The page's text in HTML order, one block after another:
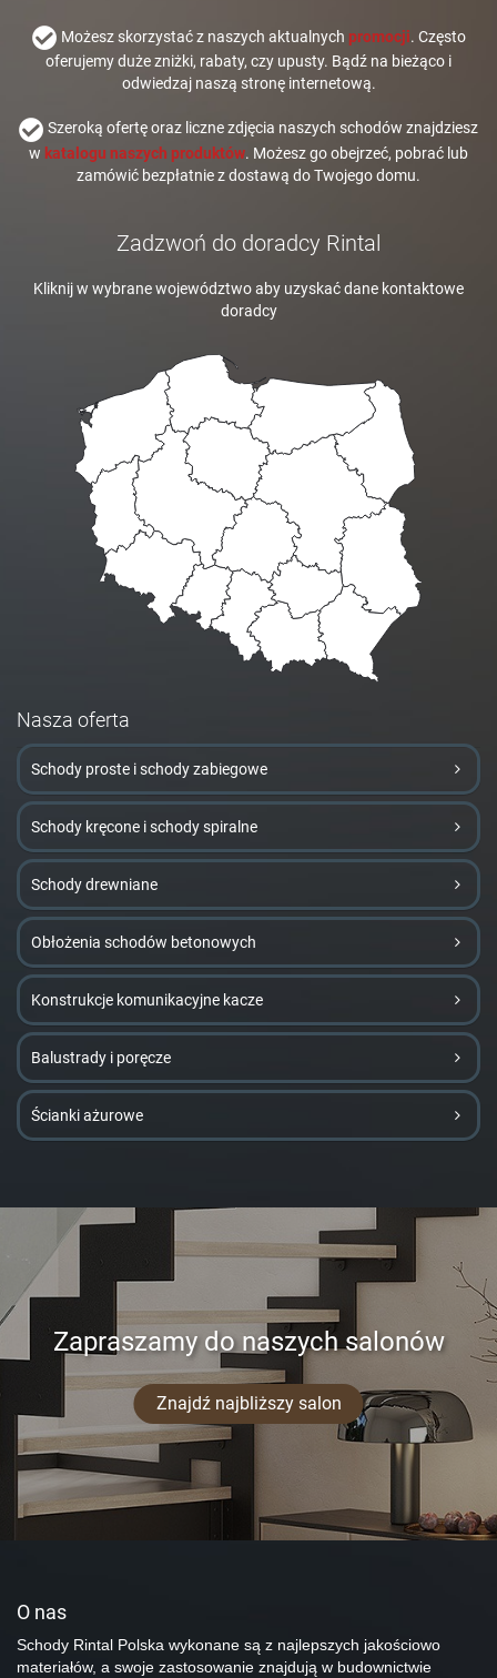
Możesz skorzystać z naszych aktualnych promocji. Często
oferujemy duże zniżki, rabaty, czy upusty. Bądź na bieżąco i
odwiedzaj naszą stronę internetową.
Szeroką ofertę oraz liczne zdjęcia naszych schodów znajdziesz
w katalogu naszych produktów. Możesz go obejrzeć, pobrać lub
zamówić bezpłatnie z dostawą do Twojego domu.
Zadzwoń do doradcy Rintal
Kliknij w wybrane województwo aby uzyskać dane kontaktowe
doradcy
Nasza oferta
Schody proste i schody zabiegowe
Schody kręcone i schody spiralne
Schody drewniane
Obłożenia schodów betonowych
Konstrukcje komunikacyjne kacze
Balustrady i poręcze
Ścianki ażurowe
Zapraszamy do naszych salonów
Znajdź najbliższy salon
O nas
Schody Rintal Polska wykonane są z najlepszych jakościowo
materiałów, a swoje zastosowanie znajdują w budownictwie